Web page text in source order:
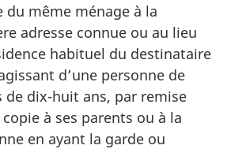
du même ménage à la
adresse connue ou au lieu
habituel du destinataire
d’une personne de
de dix-huit ans, par remise
copie à ses parents ou à la
en ayant la garde ou